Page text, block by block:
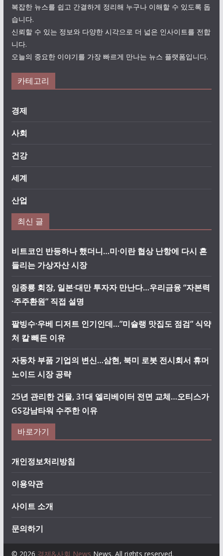
복잡한 뉴스를 쉽고 간결하게 정리해 누구나 이해할 수 있도록 돕
습니다.
신뢰할 수 있는 정보와 다양한 시각으로 더 넓은 인사이트를 전합
니다.
오늘의 중요한 이야기를 가장 빠르게 만나는 뉴스 플랫폼입니다.
카테고리
경제
사회
건강
세계
산업
최신 글
비트코인 반등하나 했더니…미·이란 협상 난항에 다시 흔
들리는 가상자산 시장
임종룡 회장, 일본·대만 투자자 만난다…우리금융 “자본력
·주주환원” 직접 설명
팥빙수·우베 디저트 인기인데…”미슐랭 맛집도 점검” 식약
처 칼 빼든 이유
자동차 부품 기업의 변신…삼현, 북미 로봇 전시회서 휴머
노이드 시장 공략
25년 관리한 건물, 31대 엘리베이터 전면 교체…오티스가
GS강남타워 수주한 이유
바로가기
개인정보처리방침
이용약관
사이트 소개
문의하기
© 2026 경제&사회 News News. All rights reserved.